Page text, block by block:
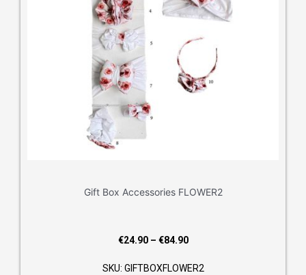
Gift Box Accessories FLOWER2
€24.90 – €84.90Price
€24.90
SKU: GIFTBOXFLOWER2